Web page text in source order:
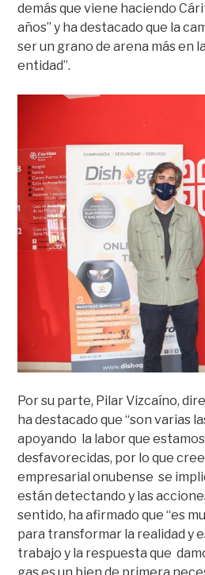
demás que viene haciendo
años” y ha destacado que la
ser un grano de arena más en
entidad”.
Por su parte, Pilar Vizcaíno,
ha destacado que “son varias
apoyando la labor que
desfavorecidas, por lo que
empresarial onubense se
están detectando y las
sentido, ha afirmado que “es
para transformar la realidad y
trabajo y la respuesta que